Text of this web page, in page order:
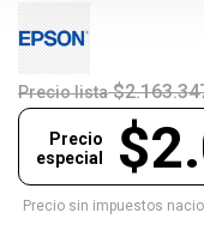
Precio lista
Precio
especial
Precio sin impuestos